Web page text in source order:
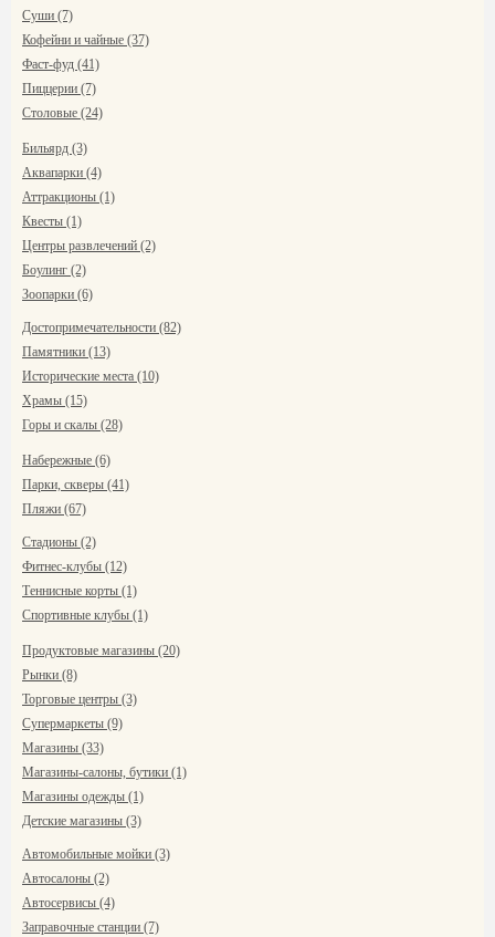
Суши (7)
Кофейни и чайные (37)
Фаст-фуд (41)
Пиццерии (7)
Столовые (24)
Бильярд (3)
Аквапарки (4)
Аттракционы (1)
Квесты (1)
Центры развлечений (2)
Боулинг (2)
Зоопарки (6)
Достопримечательности (82)
Памятники (13)
Исторические места (10)
Храмы (15)
Горы и скалы (28)
Набережные (6)
Парки, скверы (41)
Пляжи (67)
Стадионы (2)
Фитнес-клубы (12)
Теннисные корты (1)
Спортивные клубы (1)
Продуктовые магазины (20)
Рынки (8)
Торговые центры (3)
Супермаркеты (9)
Магазины (33)
Магазины-салоны, бутики (1)
Магазины одежды (1)
Детские магазины (3)
Автомобильные мойки (3)
Автосалоны (2)
Автосервисы (4)
Заправочные станции (7)